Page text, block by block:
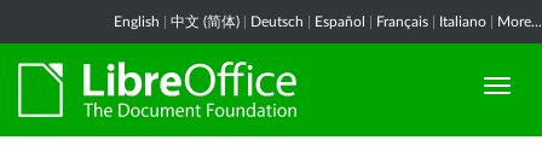
English 中文 (简体) Deutsch Español Français Italiano More...